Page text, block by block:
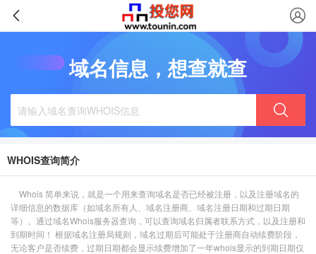
域名信息，想查就查
WHOIS查询简介
Whois 简单来说，就是一个用来查询域名是否已经被注册，以及注册域名的
详细信息的数据库（如域名所有人、域名注册商、域名注册日期和过期日期
等）。通过域名Whois服务器查询，可以查询域名归属者联系方式，以及注册和
到期时间！ 根据域名注册局规则，域名过期后可能处于注册商自动续费阶段，
无论客户是否续费，过期日期都会显示续费增加了一年whois显示的到期日期仅